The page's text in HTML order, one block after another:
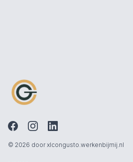
© 2026 door xlcongusto.werkenbijmij.nl